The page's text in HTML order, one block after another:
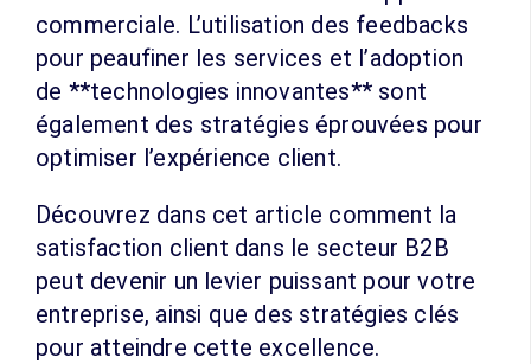
commerciale. L’utilisation des feedbacks
pour peaufiner les services et l’adoption
de **technologies innovantes** sont
également des stratégies éprouvées pour
optimiser l’expérience client.
Découvrez dans cet article comment la
satisfaction client dans le secteur B2B
peut devenir un levier puissant pour votre
entreprise, ainsi que des stratégies clés
pour atteindre cette excellence.